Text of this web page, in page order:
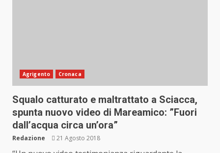
Agrigento Cronaca
Squalo catturato e maltrattato a Sciacca,
spunta nuovo video di Mareamico: ”Fuori
dall’acqua circa un’ora”
Redazione 21 Agosto 2018